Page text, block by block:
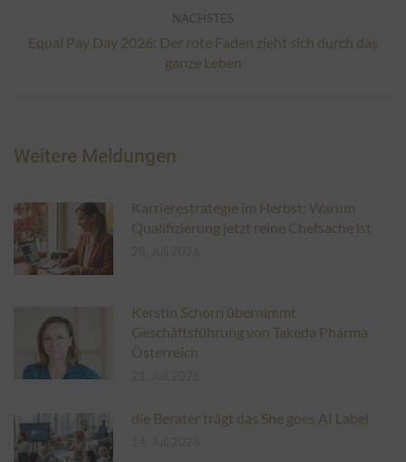
NÄCHSTES
Nächster
Beitrag:
Equal Pay Day 2026: Der rote Faden zieht sich durch das
ganze Leben
Weitere Meldungen
Karrierestrategie im Herbst: Warum
Qualifizierung jetzt reine Chefsache ist
Kerstin Schorn übernimmt
Geschäftsführung von Takeda Pharma
Österreich
die Berater trägt das She goes AI Label